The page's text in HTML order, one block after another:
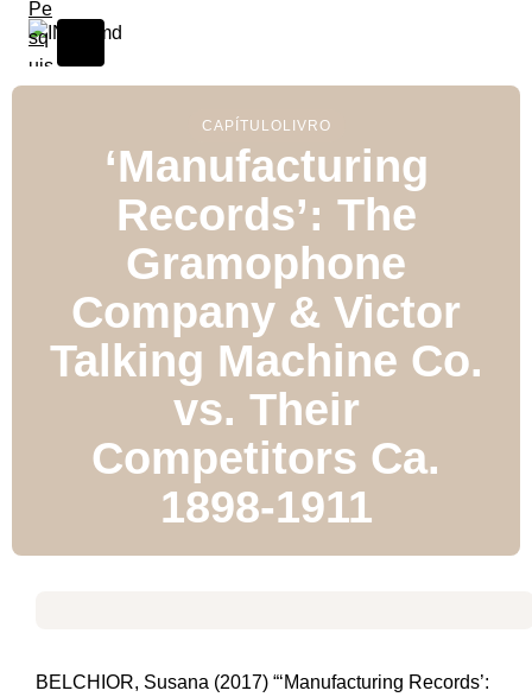
CAPÍTULO LIVRO
‘Manufacturing
Records’: The
Gramophone
Company & Victor
Talking Machine Co.
vs. Their
Competitors Ca.
1898-1911
BELCHIOR, Susana (2017) “‘Manufacturing Records’: